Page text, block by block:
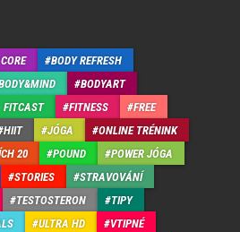
BODY REFRESH
BODYART
FITCAST FITNESS
FREE
HIIT JÓGA
ONLINE TRÉNINK
20 POUND
POWER JÓGA
STORIES
STRAVOVÁNÍ
TESTOSTERON
TIPY
ULTRA HD
VTIPNÉ